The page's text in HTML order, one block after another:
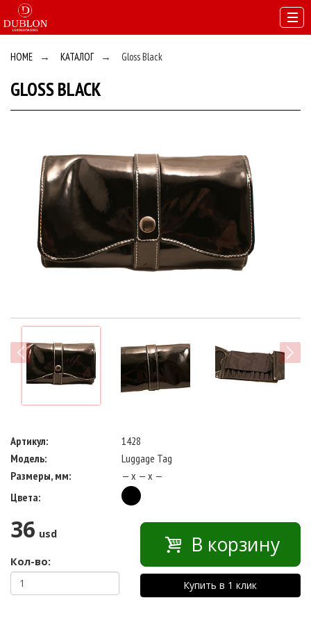
HOME → КАТАЛОГ → Gloss Black
GLOSS BLACK
next
Артикул:
1428
Модель:
Luggage Tag
Размеры, мм:
— x — x —
Цвета:
36 usd
Кол-во:
В корзину
Купить в 1 клик